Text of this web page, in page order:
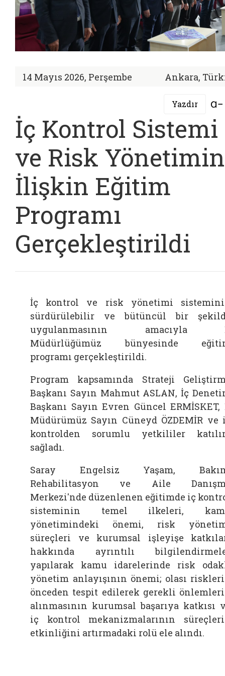
14 Mayıs 2026, Perşembe Ankara,
Yazdır
İç Kontrol Sistemi
ve Risk
İlişkin Eğitim
Programı
Gerçekleştirildi
İç kontrol ve risk yönetimi
sürdürülebilir ve bütüncül bir
uygulanmasının amacıyla
Müdürlüğümüz bünyesinde
programı gerçekleştirildi.
Program kapsamında Strateji
Başkanı Sayın Mahmut ASLAN, İç
Başkanı Sayın Evren Güncel
Müdürümüz Sayın Cüneyd ÖZDEMİR ve
kontrolden sorumlu yetkililer
sağladı.
Saray Engelsiz Yaşam,
Rehabilitasyon ve Aile
Merkezi'nde düzenlenen eğitimde iç
sisteminin temel ilkeleri,
yönetimindeki önemi, risk
süreçleri ve kurumsal işleyişe
hakkında ayrıntılı
yapılarak kamu idarelerinde risk
yönetim anlayışının önemi; olası
önceden tespit edilerek gerekli
alınmasının kurumsal başarıya katkısı
iç kontrol mekanizmalarının
etkinliğini artırmadaki rolü ele alındı.